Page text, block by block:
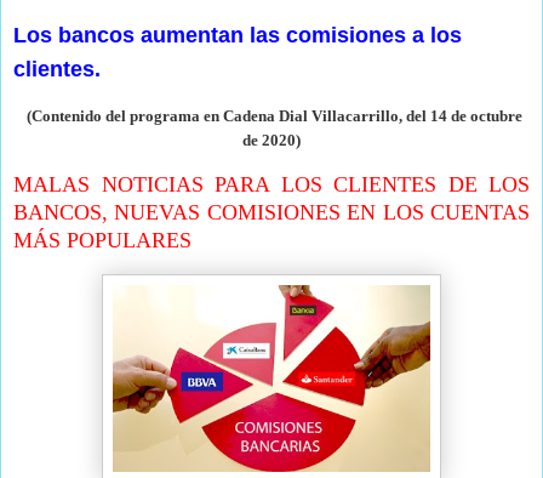
Los bancos aumentan las comisiones a los
clientes.
(Contenido del programa en Cadena Dial Villacarrillo, del 14 de octubre
de 2020)
MALAS NOTICIAS PARA LOS CLIENTES DE LOS
BANCOS, NUEVAS COMISIONES EN LOS CUENTAS
MÁS POPULARES